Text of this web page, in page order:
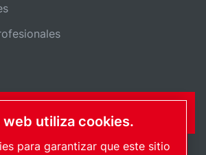
DE CONTACTO
utiliza cookies.
para garantizar que este sitio